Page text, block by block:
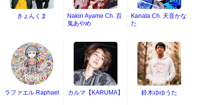
きょんくま
Nakiri Ayame Ch. 百
鬼あやめ
Kanata Ch. 天音かな
た
ラファエル Raphael カルマ【KARUMA】 鈴木ゆゆうた